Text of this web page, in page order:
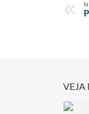
VEJA